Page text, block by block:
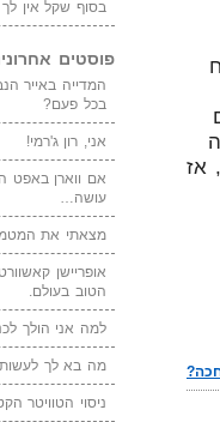
אז
בסוף שקל אין לך
פוסטים
בכל פעם?
אני, רון ג'רמי!
אם ווארן באפט
עושה…
מצאתי את
אופריישן
הטוב בעולם.
למה אני הולך
מה בא לך לעשות
ניסוי הטוויטר